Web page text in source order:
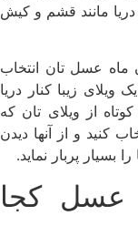
دریا مانند قشم و کیش
ماه عسل تان انتخاب
ویلای زیبا کنار دریا
از ویلای تان که
کنید و از آنها دیدن
بسیار پربار نماید.
عسل کجا